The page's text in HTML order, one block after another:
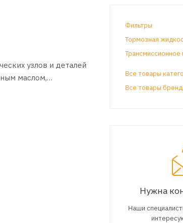
узлов и деталей
маслом,
Фильтры
Тормозная
Трансмиссионное
Все товары
Все товары
Нужна
Наши